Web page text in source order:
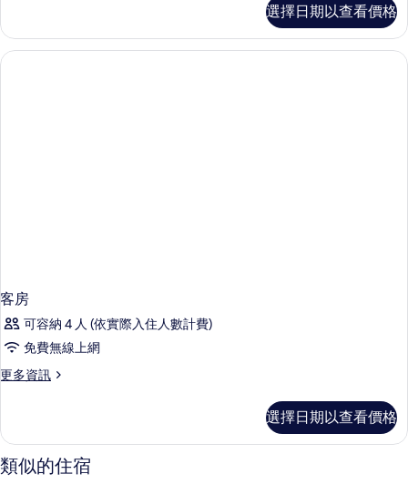
的
詳
情
選擇日期以查看價格
客房
可容納 4 人 (依實際入住人數計費)
免費無線上網
更多資訊
更
的
詳
情
選擇日期以查看價格
類似的住宿